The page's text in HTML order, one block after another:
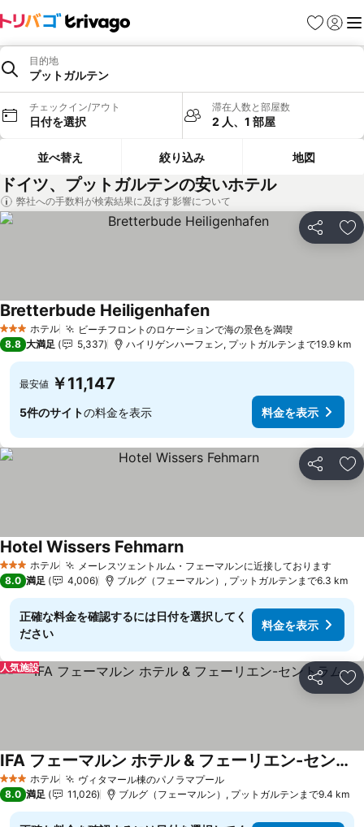
お気に入り
ログイ
メ
目的地
プットガルテン
チェックイン/アウト
日付を選択
滞在人数と部屋数
2 人、1 部屋
並べ替え 絞り込み 地図
ドイツ、プットガルテンの安いホテル
弊社への手数料が検索結果に及ぼす影響について
シェア お
3 ホテルのランク
ホテル ビーチフロントのロケーションで海の景色を満喫料金を表示
Bretterbude Heiligenhafen料金を表示
8.8 大満足 5,337 ハイリゲンハーフェン, プットガルテンまで19.9 km
最安値 ￥11,147
5件のサイトの料金を表示 料金を表示
シェア お
3 ホテルのランク
ホテル メーレスツェントルム・フェーマルンに近接しております料金
Hotel Wissers Fehmarn料金を表示
8.0 満足 4,006 ブルグ（フェーマルン）, プットガルテンまで6.3 km
正確な料金を確認するには日付を選択してく
ださい
料金を表示
シェア お
人気施設
3 ホテルのランク
ホテル ヴィタマール棟のパノラマプール料金を表示
IFA フェーマルン ホテル & フェーリエン-セントラム
料金を表示
8.0 満足 11,026 ブルグ（フェーマルン）, プットガルテンまで9.4 km